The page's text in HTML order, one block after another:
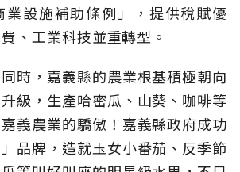
業設施補助條例」，提供稅賦優
、工業科技並重轉型。
時，嘉義縣的農業根基積極朝向
級，生產哈密瓜、山葵、咖啡等
義農業的驕傲！嘉義縣政府成功
品牌，造就玉女小番茄、反季節